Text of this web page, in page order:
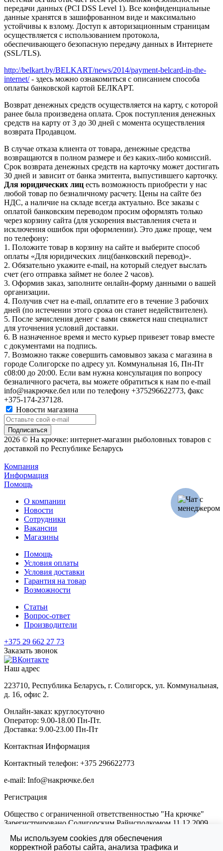
передачи данных (PCI DSS Level 1). Все конфиденциальные
данные хранятся в зашифрованном виде и максимально
устойчивы к взлому. Доступ к авторизационным страницам
осуществляется с использованием протокола,
обеспечивающего безопасную передачу данных в Интернетe
(SSL/TLS).
http://belkart.by/BELKART/news/2014/payment-belcard-in-the-
internet/- здесь можно ознакомиться с описанием способа
оплаты банковской картой БЕЛКАРТ.
Возврат денежных средств осуществляется на карту, с которой
ранее была произведена оплата. Срок поступления денежных
средств на карту от 3 до 30 дней с момента осуществления
возврата Продавцом.
В случае отказа клиента от товара, денежные средства
возвращаются в полном размере и без каких-либо комиссий.
Срок возврата денежных средств на карточку может достигать
30 дней и зависит от банка эмитента, выпустившего карточку.
Для юридических лиц есть возможность приобрести у нас
любой товар по безналичному расчету. Цены на сайте без
НДС, а наличие на складе всегда актуально. Все заказы с
оплатой банковским переводом просим оформлять только
через корзину сайта (для ускорения выставления счета и
исключения ошибок при оформлении). Это даже проще, чем
по телефону:
1. Положите товар в корзину на сайте и выберите способ
оплаты «Для юридических лиц(банковский перевод)».
2. Обязательно укажите e-mail, на который следует выслать
счет (его отправка займет не более 2 часов).
3. Оформив заказ, заполните онлайн-форму данными о вашей
организации.
4. Получив счет на e-mail, оплатите его в течение 3 рабочих
дней (по истечении этого срока он станет недействителен).
5. После зачисления денег с вами свяжется наш специалист
для уточнения условий доставки.
6. В назначенное время и место курьер привезет товар вместе
с документами на подпись.
7. Возможно также совершить самовывоз заказа с магазина в
городе Солигорске по адресу ул. Коммунальная 16, Пн-Пт
c08:00 до 20:00. Если вам нужна консультация по вопросу
безналичного расчета, вы можете обратиться к нам по e-mail
info@накрючке.бел или по телефону +375296622773, факс
+375-174-237128.
Новости магазина
2026 © На крючке: интернет-магазин рыболовных товаров с
доставкой по Республике Беларусь
Компания
Информация
Помощь
О компании
Новости
Сотрудники
Вакансии
Магазины
Помощь
Условия оплаты
Условия доставки
Гарантия на товар
Возможности
Статьи
Вопрос-ответ
Производители
+375 29 662 27 73
Заказать звонок
Наш адрес
223710, Республика Беларусь, г. Солигорск, ул. Коммунальная,
д. 16, офис 2.
Онлайн-заказ: круглосуточно
Оператор: 9.00-18.00 Пн-Пт.
Доставка: 9.00-23.00 Пн-Пт
Контактная Информация
Контактный телефон: +375 296622773
e-mail: Info@накрючке.бел
Регистрация
Общество с ограниченной ответственностью "На крючке"
Зарегистрировано Солигорским Райисполкомом 11.12.2009
Интернет-магазин зарегистрирован в Торговом реестре
Мы используем cookies для обеспечения
корректной работы сайта, анализа трафика и